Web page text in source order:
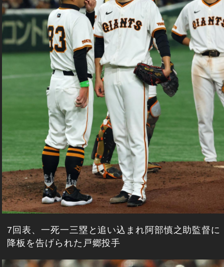
7回表、一死一三塁と追い込まれ阿部慎之助監督に
降板を告げられた戸郷投手